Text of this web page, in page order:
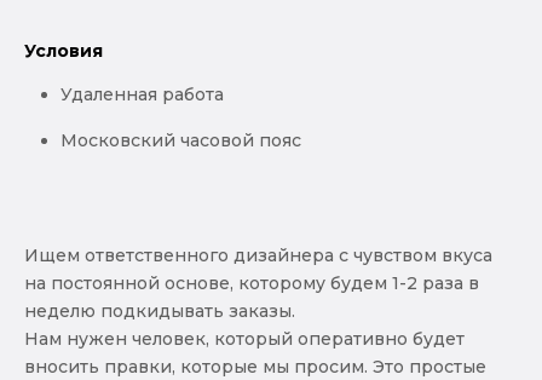
Условия
Удаленная работа
Московский часовой пояс
Ищем ответственного дизайнера с чувством вкуса
на постоянной основе, которому будем 1-2 раза в
неделю подкидывать заказы.
Нам нужен человек, который оперативно будет
вносить правки, которые мы просим. Это простые